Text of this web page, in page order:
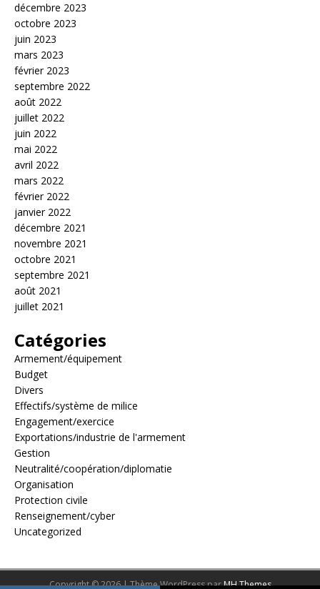
décembre 2023
octobre 2023
juin 2023
mars 2023
février 2023
septembre 2022
août 2022
juillet 2022
juin 2022
mai 2022
avril 2022
mars 2022
février 2022
janvier 2022
décembre 2021
novembre 2021
octobre 2021
septembre 2021
août 2021
juillet 2021
Catégories
Armement/équipement
Budget
Divers
Effectifs/système de milice
Engagement/exercice
Exportations/industrie de l'armement
Gestion
Neutralité/coopération/diplomatie
Organisation
Protection civile
Renseignement/cyber
Uncategorized
Copyright © 2026 | Thème WordPress parMH Themes